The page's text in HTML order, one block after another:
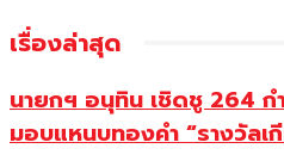
เรื่องล่าสุด
นายกฯ อนุทิน เชิดชู 264
มอบแหนบทองคำ “รางวัลเ